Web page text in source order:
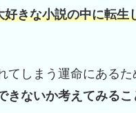
好きな小説の中に転生
てしまう運命にある
きないか考えてみるこ